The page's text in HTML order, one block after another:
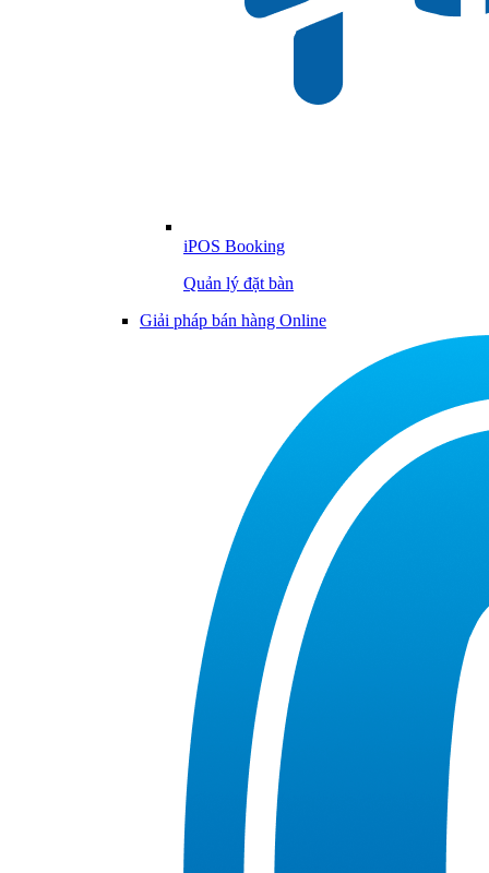
iPOS Booking
Quản lý đặt bàn
Giải pháp bán hàng Online